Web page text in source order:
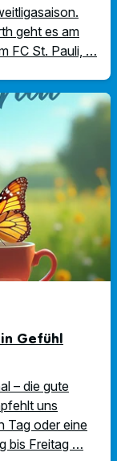
geht es am
FC St. Pauli, …
Gefühl
– die gute
uns
Tag oder eine
bis Freitag …